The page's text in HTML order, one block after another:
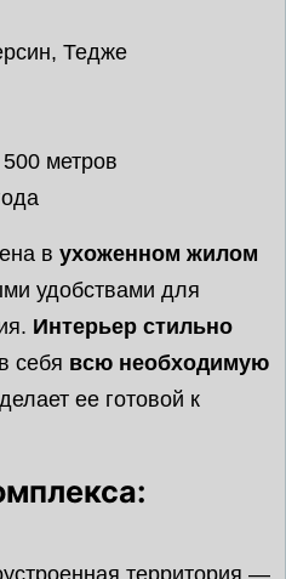
Тедже
метров
в ухоженном жилом
удобствами для
Интерьер стильно
себя всю необходимую
ее готовой к
территория —